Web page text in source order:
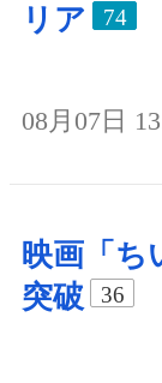
リア
74
08月07日
映画「ち
突破
36